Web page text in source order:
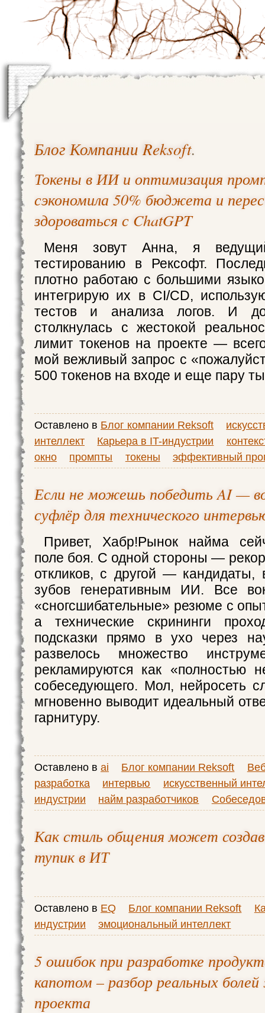
Блог Компании Reksoft.
Токены в ИИ и оптимизация
сэкономила 50% бюджета и
здороваться с ChatGPT
Меня зовут Анна, я
тестированию в Рексофт.
плотно работаю с большими
интегрирую их в CI/CD,
тестов и анализа логов. И
столкнулась с жестокой
лимит токенов на проекте —
мой вежливый запрос с
500 токенов на входе и еще пару
Оставлено в Блог компании Reksoft
интеллект
Карьера в IT-индустрии
окно
промпты токены эффективный
Если не можешь победить AI —
суфлёр для технического
Привет, Хабр!Рынок найма
поле боя. С одной стороны —
откликов, с другой — кандидаты,
зубов генеративным ИИ. Все
«сногсшибательные» резюме с
а технические скрининги
подсказки прямо в ухо через
развелось множество
рекламируются как «полностью
собеседующего. Мол, нейросеть
мгновенно выводит идеальный
гарнитуру.
Оставлено в ai Блог компании Reksoft
разработка
интервью
искусственный
индустрии
найм разработчиков
Как стиль общения может
тупик в ИТ
Оставлено в EQ Блог компании Reksoft
индустрии
эмоциональный интеллект
5 ошибок при разработке
капотом – разбор реальных
проекта